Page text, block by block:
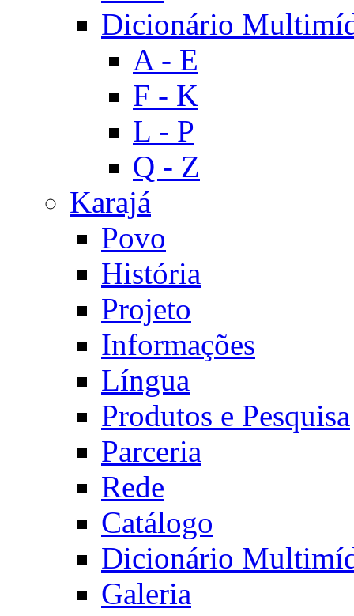
Dicionário
A - E
F - K
L - P
Q - Z
Karajá
Povo
História
Projeto
Informações
Língua
Produtos e Pesquisa
Parceria
Rede
Catálogo
Dicionário
Galeria